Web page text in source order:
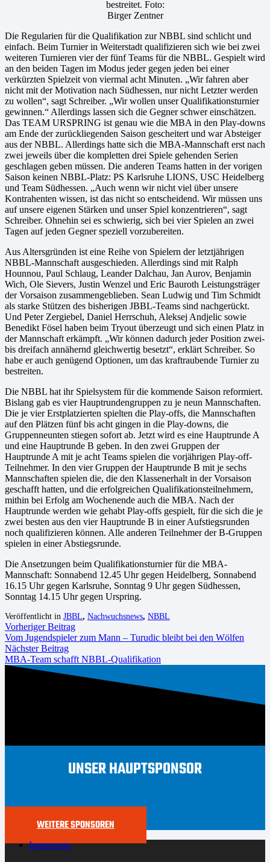
bestreitet. Foto:
Birger Zentner
Die Regularien für die Qualifikation zur NBBL sind schlicht und
einfach. Beim Turnier in Weiterstadt qualifizieren sich wie bei zwei
weiteren Turnieren vier der fünf Teams für die NBBL. Gespielt wird
an den beiden Tagen im Modus jeder gegen jeden bei einer
verkürzten Spielzeit von viermal acht Minuten. „Wir fahren aber
nicht mit der Motivation nach Südhessen, nur nicht Letzter werden
zu wollen“, sagt Schreiber. „Wir wollen unser Qualifikationsturnier
gewinnen.“ Allerdings lassen sich die Gegner schwer einschätzen.
Das TEAM URSPRING ist genau wie die MBA in den Play-downs
am Ende der zurückliegenden Saison gescheitert und war Absteiger
aus der NBBL. Allerdings hatte sich die MBA-Mannschaft erst nach
zwei jeweils über die kompletten drei Spiele gehenden Serien
geschlagen geben müssen. Die anderen Teams hatten in der vorigen
Saison keinen NBBL-Platz: PS Karlsruhe LIONS, USC Heidelberg
und Team Südhessen. „Auch wenn wir nicht viel über unsere
Kontrahenten wissen, ist das nicht so entscheidend. Wir müssen uns
auf unsere eigenen Stärken und unser Spiel konzentrieren“, sagt
Schreiber. Ohnehin sei es schwierig, sich bei vier Spielen an zwei
Tagen auf jeden Gegner speziell vorzubereiten.
Aus Altersgründen ist eine Reihe von Spielern der letztjährigen
NBBL-Mannschaft ausgeschieden. Allerdings sind mit Ralph
Hounnou, Paul Schlaug, Leander Dalchau, Jan Aurov, Benjamin
Wich, Ole Sievers, Justin Wenzel und Eric Bauroth Leistungsträger
der Vorsaison zusammengeblieben. Sean Ludwig und Tim Schmidt
als starke Stützen des bisherigen JBBL-Teams sind nachgerückt.
Und Peter Zergiebel, Daniel Herrschuh, Aleksej Andjelic sowie
Benedikt Fösel haben beim Tryout überzeugt und sich einen Platz in
der Mannschaft erkämpft. „Wir können dadurch jeder Position zwei-
bis dreifach annähernd gleichwertig besetzt“, erklärt Schreiber. So
habe er auch genügend Optionen, um das kraftraubende Turnier zu
bestreiten.
Die NBBL hat ihr Spielsystem für die kommende Saison reformiert.
Bislang gab es vier Hauptrundengruppen zu je neun Mannschaften.
Die je vier Erstplatzierten spielten die Play-offs, die Mannschaften
auf den Plätzen fünf bis acht gingen in die Play-downs, die
Gruppenneunten stiegen sofort ab. Jetzt wird es eine Hauptrunde A
und eine Hauptrunde B geben. In den zwei Gruppen der
Hauptrunde A mit je acht Teams spielen die vorjährigen Play-off-
Teilnehmer. In den vier Gruppen der Hauptrunde B mit je sechs
Mannschaften spielen die, die den Klassenerhalt in der Vorsaison
geschafft hatten, und die erfolgreichen Qualifikationsteilnehmern,
mithin bei Erfolg am Wochenende auch die MBA. Nach der
Hauptrunde werden wie gehabt Play-offs gespielt, für die sich die je
zwei besten aus den vier Hauptrunde B in einer Aufstiegsrunden
noch qualifizieren können. Alle anderen Teilnehmer der B-Gruppen
spielen in einer Abstiegsrunde.
Die Ansetzungen beim Qualifikationsturnier für die MBA-
Mannschaft: Sonnabend 12.45 Uhr gegen Heidelberg, Sonnabend
16.15 Uhr gegen Karlsruhe, Sonntag 9 Uhr gegen Südhessen,
Sonntag 14.15 Uhr gegen Urspring.
Veröffentlicht in JBBL, Nachwuchsnews, NBBL
Vorheriger Beitrag
Vom Jugendspieler zum Mann – Turudic bleibt bei den Wölfen
Nächster Beitrag
MBA-Team schafft NBBL-Qualifikation
UNSER HAUPTSPONSOR
WEITERE SPONSOREN
Impressum